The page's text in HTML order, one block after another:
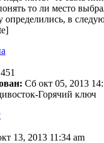
то ли место
определились, в
451
Сб окт 05, 2013
Горячий ключ
13, 2013 11:34 am